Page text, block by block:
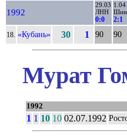
1992
29.03
ЛНН
0:0
1.04
Шин
2:1
18. «Кубань» 30 1 90 90
Мурат
1992
1 1 10 10 02.07.1992